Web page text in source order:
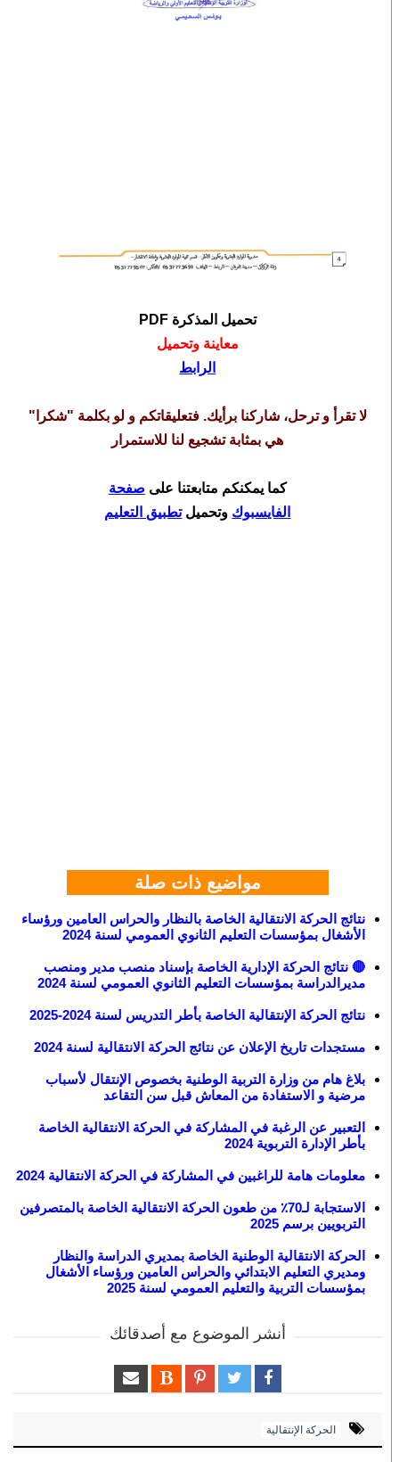
تحميل المذكرة PDF
معاينة وتحميل
الرابط
لا تقرأ و ترحل، شاركنا برأيك. فتعليقاتكم و لو بكلمة "شكرا"
هي بمثابة تشجيع لنا للاستمرار
كما يمكنكم متابعتنا على صفحة
الفايسبوك وتحميلتطبيق التعليم
مواضيع ذات صلة
نتائج الحركة الانتقالية الخاصة بالنظار والحراس العامين ورؤساء
الأشغال بمؤسسات التعليم الثانوي العمومي لسنة 2024
🔴 نتائج الحركة الإدارية الخاصة بإسناد منصب مدير ومنصب
مديرالدراسة بمؤسسات التعليم الثانوي العمومي لسنة 2024
نتائج الحركة الإنتقالية الخاصة بأطر التدريس لسنة 2024-2025
مستجدات تاريخ الإعلان عن نتائج الحركة الانتقالية لسنة 2024
بلاغ هام من وزارة التربية الوطنية بخصوص الإنتقال لأسباب
مرضية و الاستفادة من المعاش قبل سن التقاعد
التعبير عن الرغبة في المشاركة في الحركة الانتقالية الخاصة
بأطر الإدارة التربوية 2024
معلومات هامة للراغبين في المشاركة في الحركة الانتقالية 2024
الاستجابة لـ70٪ من طعون الحركة الانتقالية الخاصة بالمتصرفين
التربويين برسم 2025
الحركة الانتقالية الوطنية الخاصة بمديري الدراسة والنظار
ومديري التعليم الابتدائي والحراس العامين ورؤساء الأشغال
بمؤسسات التربية والتعليم العمومي لسنة 2025
أنشر الموضوع مع أصدقائك
الحركة الإنتقالية